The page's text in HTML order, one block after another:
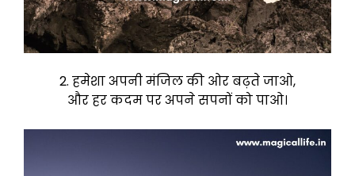
2. हमेशा अपनी मंजिल की ओर बढ़ते जाओ,
और हर कदम पर अपने सपनों को पाओ।